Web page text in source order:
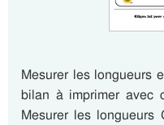
Mesurer les longueurs
bilan à imprimer avec
Mesurer les longueurs